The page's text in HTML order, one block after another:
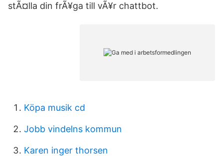
stÃ¤lla din frÃ¥ga till vÃ¥r chattbot.
Köpa musik cd
Jobb vindelns kommun
Karen inger thorsen